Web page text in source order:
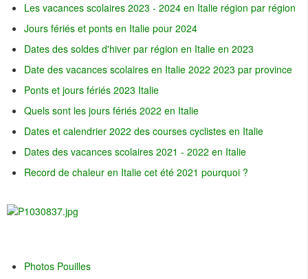
Les vacances scolaires 2023 - 2024 en Italie région par région
Jours fériés et ponts en Italie pour 2024
Dates des soldes d'hiver par région en Italie en 2023
Date des vacances scolaires en Italie 2022 2023 par province
Ponts et jours fériés 2023 Italie
Quels sont les jours fériés 2022 en Italie
Dates et calendrier 2022 des courses cyclistes en Italie
Dates des vacances scolaires 2021 - 2022 en Italie
Record de chaleur en Italie cet été 2021 pourquoi ?
Photos Pouilles